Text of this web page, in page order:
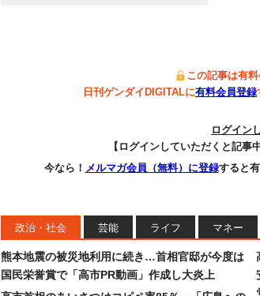
この記事は有料
日刊ゲンダイDIGITALに有料会員登録
ログイン
【ログインしていただくと記事
今なら！ メルマガ会員（無料）に登録すると
政治・社会 芸能 ライフ マネー
熊本地震の被災地利用に続き…首相官邸が今度は
国民栄誉賞で「高市PR動画」作成し大炎上